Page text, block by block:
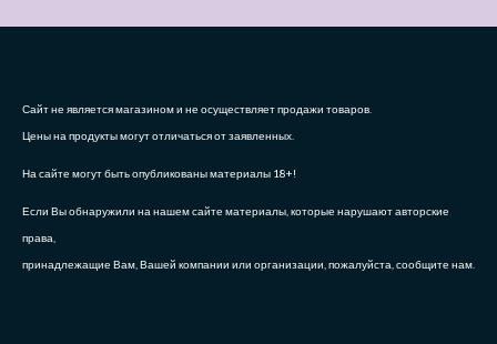
Сайт не является магазином и не осуществляет продажи товаров.
Цены на продукты могут отличаться от заявленных.
На сайте могут быть опубликованы материалы 18+!
Если Вы обнаружили на нашем сайте материалы, которые нарушают авторские
права,
принадлежащие Вам, Вашей компании или организации, пожалуйста, сообщите нам.